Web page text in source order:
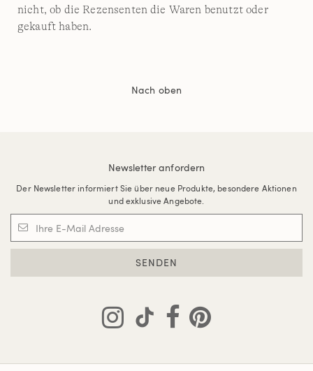
nicht, ob die Rezensenten die Waren benutzt oder
gekauft haben.
Nach oben
Newsletter anfordern
Der Newsletter informiert Sie über neue Produkte, besondere Aktionen
und exklusive Angebote.
SENDEN